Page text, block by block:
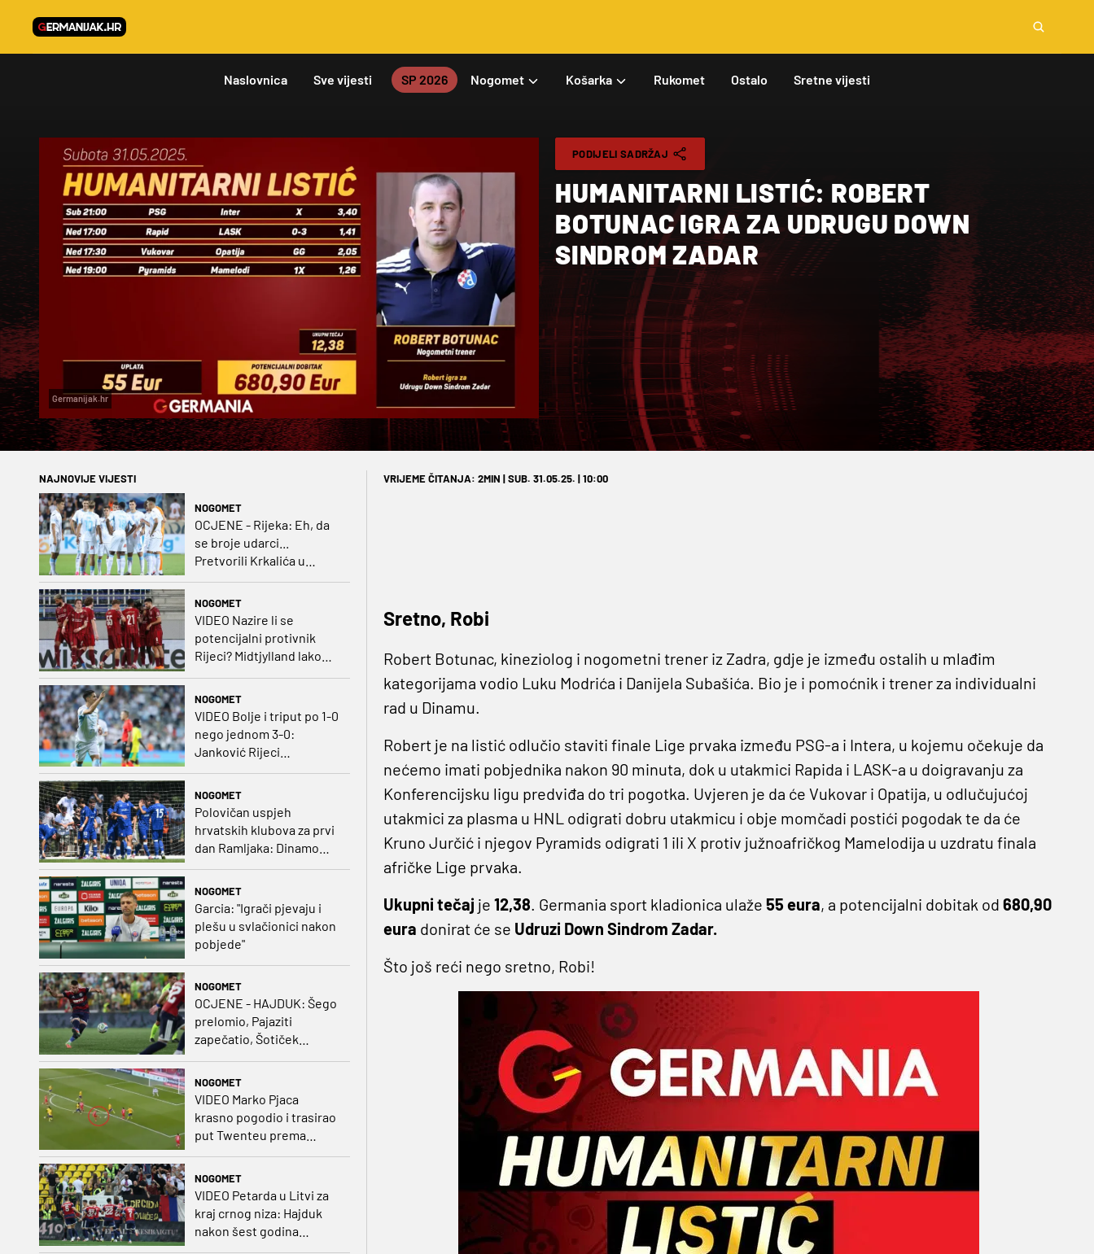
Naslovnica Sve vijesti SP 2026 Nogomet Košarka Rukomet Ostalo Sretne vijesti
Germanijak.hr
PODIJELI SADRŽAJ
HUMANITARNI LISTIĆ: ROBERT
BOTUNAC IGRA ZA UDRUGU DOWN
SINDROM ZADAR
NAJNOVIJE VIJESTI
NOGOMET
OCJENE - Rijeka: Eh, da
se broje udarci...
Pretvorili Krkalića u
NOGOMET
VIDEO Nazire li se
potencijalni protivnik
Rijeci? Midtjylland lako
NOGOMET
VIDEO Bolje i triput po 1-0
nego jednom 3-0:
Janković Rijeci
projektilom donio slavlje
protivnika
NOGOMET
Polovičan uspjeh
hrvatskih klubova za prvi
dan Ramljaka: Dinamo
poražen od Juventusa,
NOGOMET
Garcia: "Igrači pjevaju i
plešu u svlačionici nakon
pobjede"
NOGOMET
OCJENE - HAJDUK: Šego
prelomio, Pajaziti
zapečatio, Šotiček
NOGOMET
VIDEO Marko Pjaca
krasno pogodio i trasirao
put Twenteu prema
važnoj pobjedi
NOGOMET
VIDEO Petarda u Litvi za
kraj crnog niza: Hajduk
nakon šest godina
VRIJEME ČITANJA: 2MIN | SUB. 31.05.25. | 10:00
Sretno, Robi
Robert Botunac, kineziolog i nogometni trener iz Zadra, gdje je između ostalih u mlađim
kategorijama vodio Luku Modrića i Danijela Subašića. Bio je i pomoćnik i trener za individualni
rad u Dinamu.
Robert je na listić odlučio staviti finale Lige prvaka između PSG-a i Intera, u kojemu očekuje da
nećemo imati pobjednika nakon 90 minuta, dok u utakmici Rapida i LASK-a u doigravanju za
Konferencijsku ligu predviđa do tri pogotka. Uvjeren je da će Vukovar i Opatija, u odlučujućoj
utakmici za plasma u HNL odigrati dobru utakmicu i obje momčadi postići pogodak te da će
Kruno Jurčić i njegov Pyramids odigrati 1 ili X protiv južnoafričkog Mamelodija u uzdratu finala
afričke Lige prvaka.
Ukupni tečaj je 12,38. Germania sport kladionica ulaže 55 eura, a potencijalni dobitak od 680,90
eura donirat će se Udruzi Down Sindrom Zadar.
Što još reći nego sretno, Robi!